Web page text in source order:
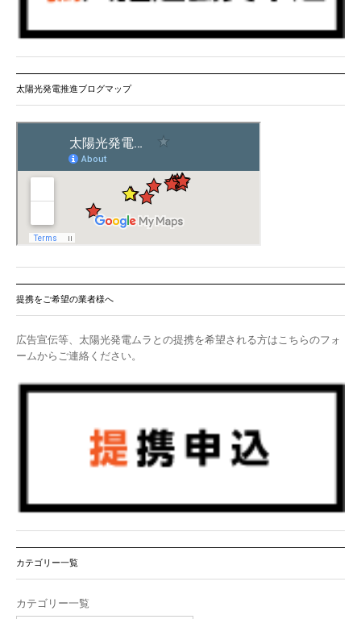
太陽光発電推進ブログマップ
提携をご希望の業者様へ
広告宣伝等、太陽光発電ムラとの提携を希望される方はこちらのフォ
ームからご連絡ください。
カテゴリー一覧
カテゴリー一覧